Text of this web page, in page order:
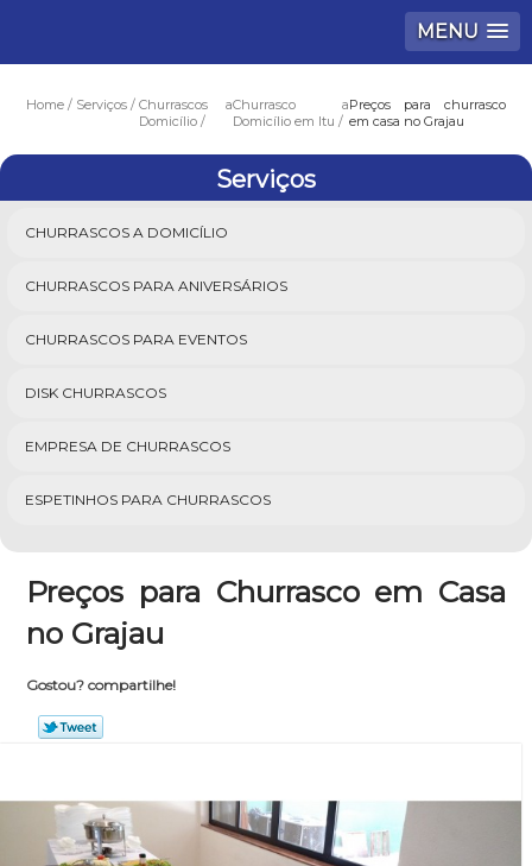
MENU
Home Serviços
Churrascos a
Domicílio
Churrasco a
Domicílio em Itu
Preços para churrasco
em casa no Grajau
Serviços
CHURRASCOS A DOMICÍLIO
CHURRASCOS PARA ANIVERSÁRIOS
CHURRASCOS PARA EVENTOS
DISK CHURRASCOS
EMPRESA DE CHURRASCOS
ESPETINHOS PARA CHURRASCOS
Preços para Churrasco em Casa
no Grajau
Gostou? compartilhe!